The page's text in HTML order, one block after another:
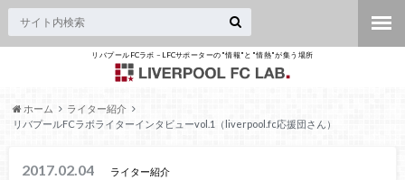
リバプールFCラボ – LFCサポーターの"情報"と"情熱"が集う場所
ホーム
ライター紹介
リバプールFCラボライターインタビューvol.1（liverpool.fc応援団さん）
2017.02.04 ライター紹介